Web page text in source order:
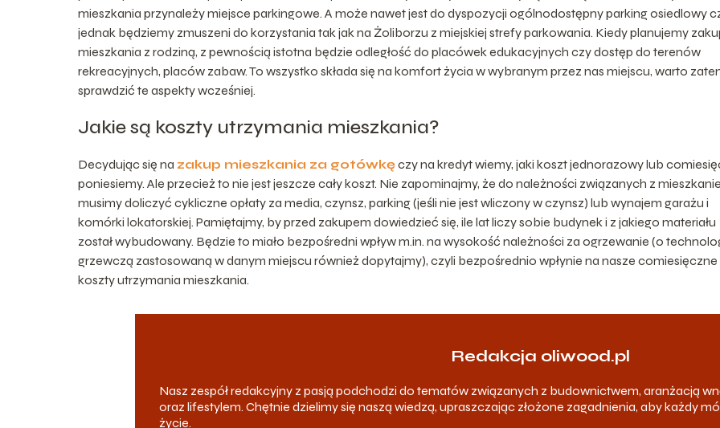
mieszkania przynależy miejsce parkingowe. A może nawet jest do dyspozycji ogólnodostępny parking osiedlowy
jednak będziemy zmuszeni do korzystania tak jak na Żoliborzu z miejskiej strefy parkowania. Kiedy planujemy
mieszkania z rodziną, z pewnością istotna będzie odległość do placówek edukacyjnych czy dostęp do terenów
rekreacyjnych, placów zabaw. To wszystko składa się na komfort życia w wybranym przez nas miejscu, warto
sprawdzić te aspekty wcześniej.
Jakie są koszty utrzymania mieszkania?
Decydując się na zakup mieszkania za gotówkęczy na kredyt wiemy, jaki koszt jednorazowy lub
poniesiemy. Ale przecież to nie jest jeszcze cały koszt. Nie zapominajmy, że do należności związanych z
musimy doliczyć cykliczne opłaty za media, czynsz, parking (jeśli nie jest wliczony w czynsz) lub wynajem garażu i
komórki lokatorskiej. Pamiętajmy, by przed zakupem dowiedzieć się, ile lat liczy sobie budynek i z jakiego materiału
został wybudowany. Będzie to miało bezpośredni wpływ m.in. na wysokość należności za ogrzewanie (o
grzewczą zastosowaną w danym miejscu również dopytajmy), czyli bezpośrednio wpłynie na nasze comiesięczne
koszty utrzymania mieszkania.
Redakcja oliwood.pl
Nasz zespół redakcyjny z pasją podchodzi do tematów związanych z budownictwem, aranżacją
oraz lifestylem. Chętnie dzielimy się naszą wiedzą, upraszczając złożone zagadnienia, aby każdy
życie.